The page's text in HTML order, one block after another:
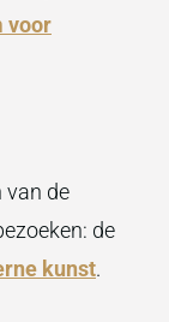
voor
van de
de
kunst.